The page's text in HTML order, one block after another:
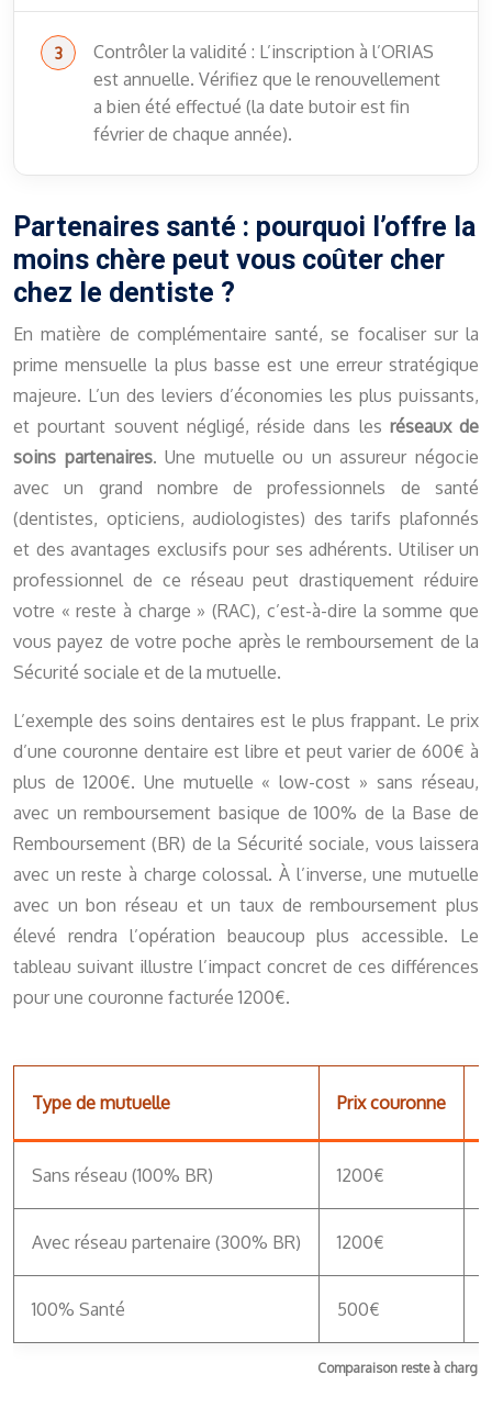
Contrôler la validité : L’inscription à l’ORIAS
est annuelle. Vérifiez que le renouvellement
a bien été effectué (la date butoir est fin
février de chaque année).
Partenaires santé : pourquoi l’offre la
moins chère peut vous coûter cher
chez le dentiste ?
En matière de complémentaire santé, se focaliser sur la
prime mensuelle la plus basse est une erreur stratégique
majeure. L’un des leviers d’économies les plus puissants,
et pourtant souvent négligé, réside dans les réseaux de
soins partenaires. Une mutuelle ou un assureur négocie
avec un grand nombre de professionnels de santé
(dentistes, opticiens, audiologistes) des tarifs plafonnés
et des avantages exclusifs pour ses adhérents. Utiliser un
professionnel de ce réseau peut drastiquement réduire
votre « reste à charge » (RAC), c’est-à-dire la somme que
vous payez de votre poche après le remboursement de la
Sécurité sociale et de la mutuelle.
L’exemple des soins dentaires est le plus frappant. Le prix
d’une couronne dentaire est libre et peut varier de 600€ à
plus de 1200€. Une mutuelle « low-cost » sans réseau,
avec un remboursement basique de 100% de la Base de
Remboursement (BR) de la Sécurité sociale, vous laissera
avec un reste à charge colossal. À l’inverse, une mutuelle
avec un bon réseau et un taux de remboursement plus
élevé rendra l’opération beaucoup plus accessible. Le
tableau suivant illustre l’impact concret de ces différences
pour une couronne facturée 1200€.
Comparaison reste à charge
Type de mutuelle Prix couronne
Sans réseau (100% BR) 1200€
Avec réseau partenaire (300% BR) 1200€
100% Santé 500€